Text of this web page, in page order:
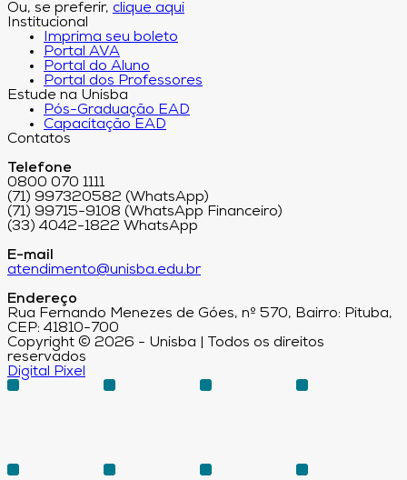
Ou, se preferir, clique aqui
Institucional
Imprima seu boleto
Portal AVA
Portal do Aluno
Portal dos Professores
Estude na Unisba
Pós-Graduação EAD
Capacitação EAD
Contatos
Telefone
0800 070 1111
(71) 997320582 (WhatsApp)
(71) 99715-9108 (WhatsApp Financeiro)
(33) 4042-1822 WhatsApp
E-mail
atendimento@unisba.edu.br
Endereço
Rua Fernando Menezes de Góes, nº 570, Bairro: Pituba,
CEP: 41810-700
Copyright © 2026 - Unisba | Todos os direitos
reservados
Digital Pixel